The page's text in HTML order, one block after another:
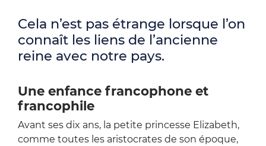
Cela n’est pas étrange lorsque l’on
connaît les liens de l’ancienne
reine avec notre pays.
Une enfance francophone et
francophile
Avant ses dix ans, la petite princesse Elizabeth,
comme toutes les aristocrates de son époque,